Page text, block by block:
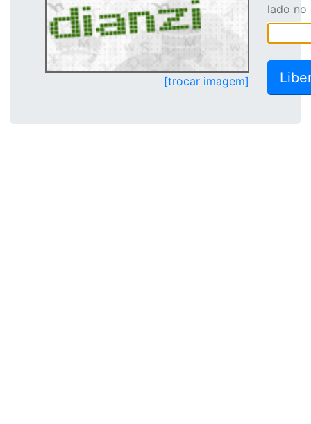
[trocar imagem]
lado no